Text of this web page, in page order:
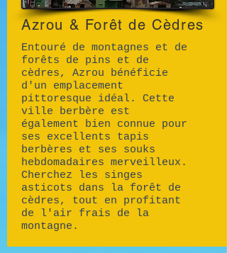
Azrou & Forêt de Cèdres
Entouré de montagnes et de
forêts de pins et de
cèdres, Azrou bénéficie
d'un emplacement
pittoresque idéal. Cette
ville berbère est
également bien connue pour
ses excellents tapis
berbères et ses souks
hebdomadaires merveilleux.
Cherchez les singes
asticots dans la forêt de
cèdres, tout en profitant
de l'air frais de la
montagne.